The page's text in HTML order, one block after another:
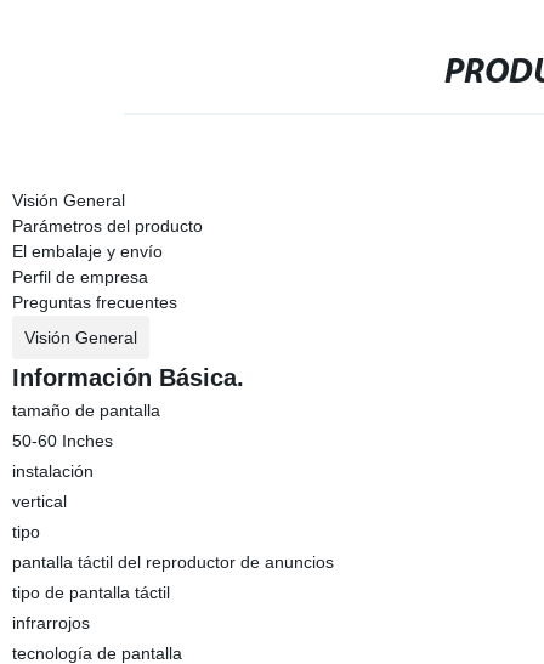
Visión General
Parámetros del producto
El embalaje y envío
Perfil de empresa
Preguntas frecuentes
Visión General
Información Básica.
tamaño de pantalla
50-60 Inches
instalación
vertical
tipo
pantalla táctil del reproductor de anuncios
tipo de pantalla táctil
infrarrojos
tecnología de pantalla